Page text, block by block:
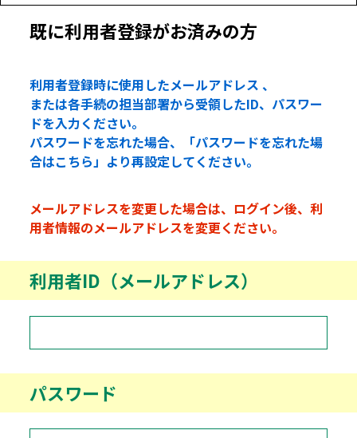
既に利用者登録がお済みの方
利用者登録時に使用したメールアドレス 、
または各手続の担当部署から受領したID、パスワー
ドを入力ください。
パスワードを忘れた場合、「パスワードを忘れた場
合はこちら」より再設定してください。
メールアドレスを変更した場合は、ログイン後、利
用者情報のメールアドレスを変更ください。
利用者ID（メールアドレス）
パスワード